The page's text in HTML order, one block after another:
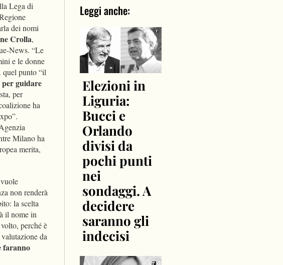
Lega di
dei nomi
Crolla,
News. “Le
e le donne
quel punto “il
guidare
per
ha
Milano ha
merita,
vuole
non renderà
la scelta
il nome in
perché è
da
faranno
Leggi anche:
Elezioni in
Liguria:
Bucci e
Orlando
divisi da
pochi punti
nei
sondaggi. A
decidere
saranno gli
indecisi